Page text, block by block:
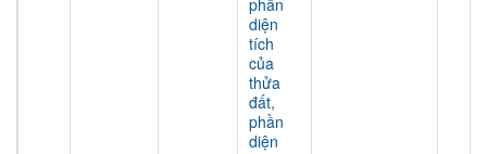
phần
diện
tích
của
thửa
đất,
phần
diện